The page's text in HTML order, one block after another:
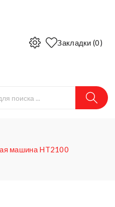
Закладки (0)
машина HT2100